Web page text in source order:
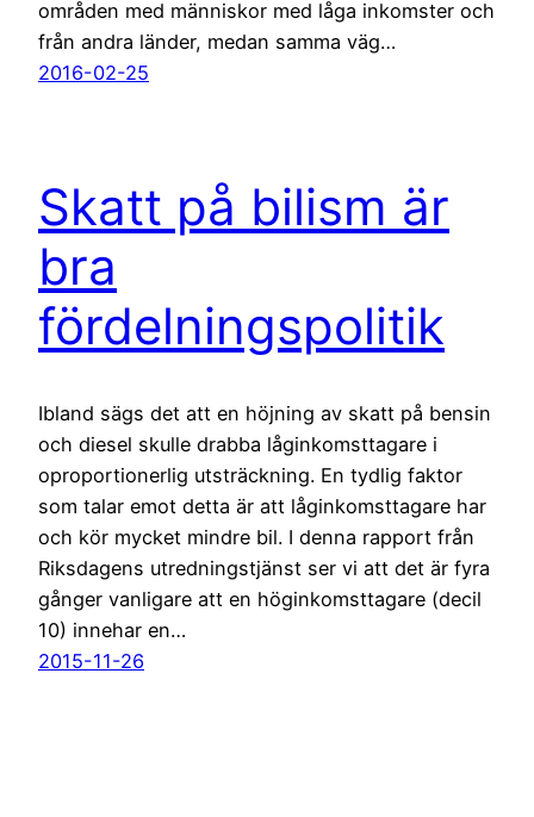
områden med människor med låga inkomster och
från andra länder, medan samma väg…
2016-02-25
Skatt på bilism är
bra
fördelningspolitik
Ibland sägs det att en höjning av skatt på bensin
och diesel skulle drabba låginkomsttagare i
oproportionerlig utsträckning. En tydlig faktor
som talar emot detta är att låginkomsttagare har
och kör mycket mindre bil. I denna rapport från
Riksdagens utredningstjänst ser vi att det är fyra
gånger vanligare att en höginkomsttagare (decil
10) innehar en…
2015-11-26